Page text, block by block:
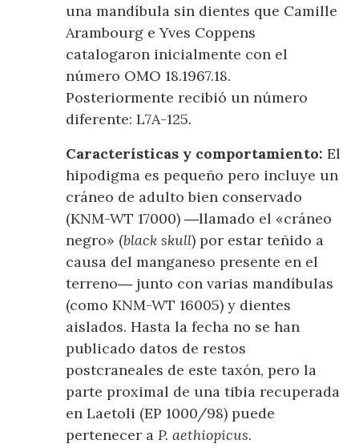
una mandíbula sin dientes que Camille
Arambourg e Yves Coppens
catalogaron inicialmente con el
número OMO 18.1967.18.
Posteriormente recibió un número
diferente: L7A-125.
Características y comportamiento:El
hipodigma es pequeño pero incluye un
cráneo de adulto bien conservado
(KNM-WT 17000) ―llamado el «cráneo
negro» (black skull) por estar teñido a
causa del manganeso presente en el
terreno― junto con varias mandíbulas
(como KNM-WT 16005) y dientes
aislados. Hasta la fecha no se han
publicado datos de restos
postcraneales de este taxón, pero la
parte proximal de una tibia recuperada
en Laetoli (EP 1000/98) puede
pertenecer a P. aethiopicus.